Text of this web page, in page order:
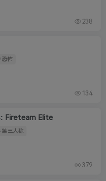
238
恐怖
134
Fireteam Elite
第三人称
379